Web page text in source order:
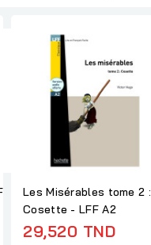
Les Misérables tome 2 :
Cosette - LFF A2
29,520 TND